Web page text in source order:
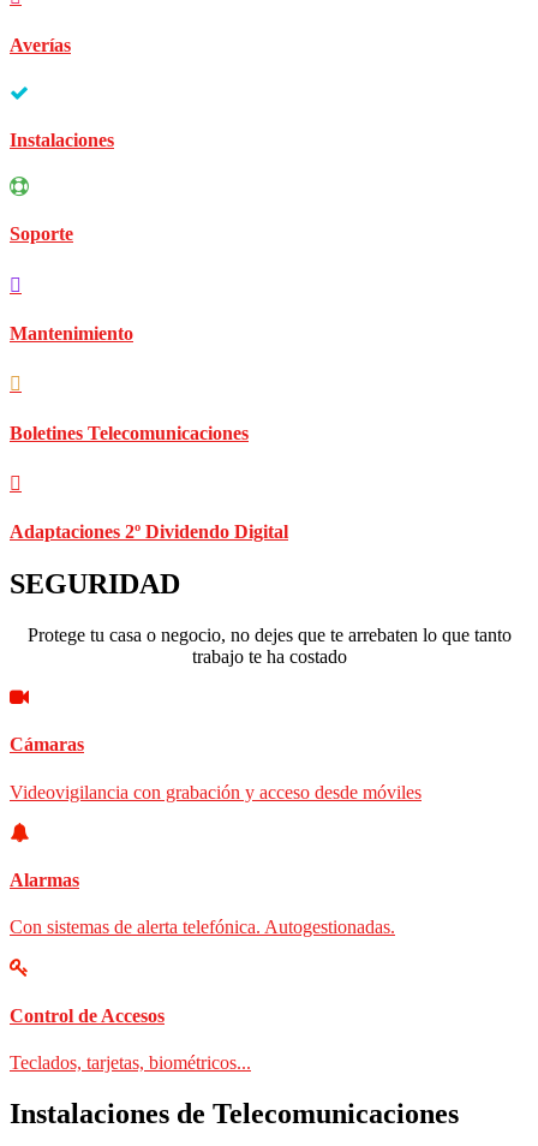
Averías
Instalaciones
Soporte
Mantenimiento
Boletines Telecomunicaciones
Adaptaciones 2º Dividendo Digital
SEGURIDAD
Protege tu casa o negocio, no dejes que te arrebaten lo que tanto
trabajo te ha costado
Cámaras
Videovigilancia con grabación y acceso desde móviles
Alarmas
Con sistemas de alerta telefónica. Autogestionadas.
Control de Accesos
Teclados, tarjetas, biométricos...
Instalaciones de Telecomunicaciones